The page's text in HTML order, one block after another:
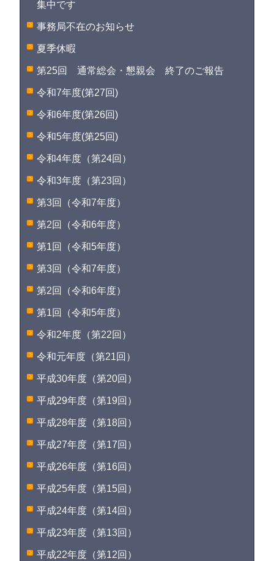
集中です
事務局不在のお知らせ
夏季休暇
第25回 通常総会・懇親会 終了のご報告
令和7年度(第27回)
令和6年度(第26回)
令和5年度(第25回)
令和4年度（第24回）
令和3年度（第23回）
第3回（令和7年度）
第2回（令和6年度）
第1回（令和5年度）
第3回（令和7年度）
第2回（令和6年度）
第1回（令和5年度）
令和2年度（第22回）
令和元年度（第21回）
平成30年度（第20回）
平成29年度（第19回）
平成28年度（第18回）
平成27年度（第17回）
平成26年度（第16回）
平成25年度（第15回）
平成24年度（第14回）
平成23年度（第13回）
平成22年度（第12回）